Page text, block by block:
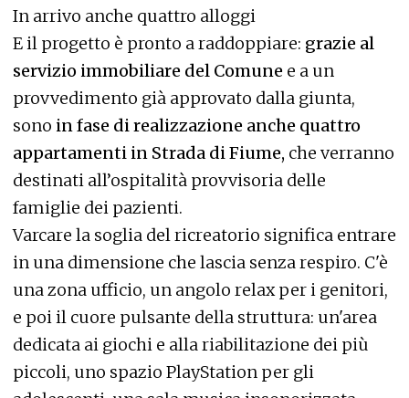
In arrivo anche quattro alloggi
E il progetto è pronto a raddoppiare: grazie al
servizio immobiliare del Comune e a un
provvedimento già approvato dalla giunta,
sono in fase di realizzazione anche quattro
appartamenti in Strada di Fiume, che verranno
destinati all’ospitalità provvisoria delle
famiglie dei pazienti.
Varcare la soglia del ricreatorio significa entrare
in una dimensione che lascia senza respiro. C'è
una zona ufficio, un angolo relax per i genitori,
e poi il cuore pulsante della struttura: un'area
dedicata ai giochi e alla riabilitazione dei più
piccoli, uno spazio PlayStation per gli